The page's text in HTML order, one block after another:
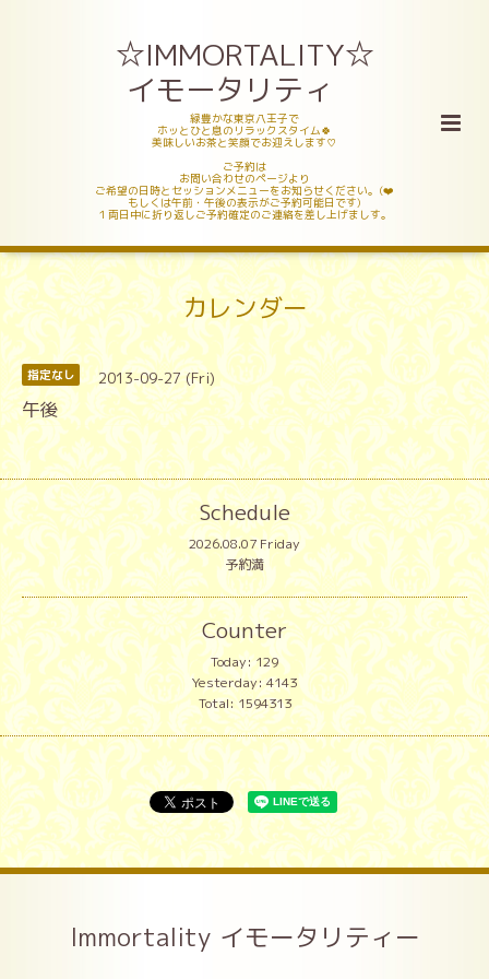
☆IMMORTALITY☆
イモータリティ
緑豊かな東京八王子で
ホッとひと息のリラックスタイム🍀
美味しいお茶と笑顔でお迎えします♡
ご予約は
お問い合わせのページより
ご希望の日時とセッションメニューをお知らせください。(❤️
もしくは午前・午後の表示がご予約可能日です)
１両日中に折り返しご予約確定のご連絡を差し上げましす。
カレンダー
指定なし 2013-09-27 (Fri)
午後
Schedule
2026.08.07 Friday
予約満
Counter
Today:129
Yesterday:4143
Total:1594313
Immortality イモータリティー